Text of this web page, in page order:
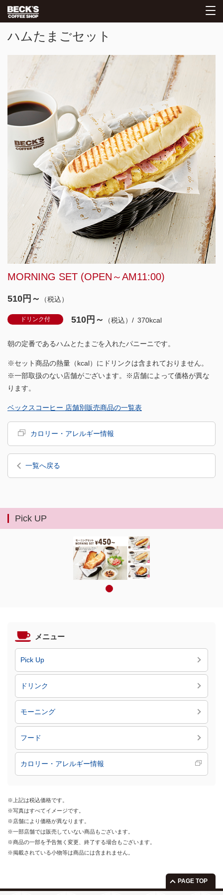
ハムたまごセット
MORNING SET (OPEN～AM11:00)
510円～ （税込）
ドリンク付 510円～ （税込） 370kcal
朝の定番であるハムとたまごを入れたパニーニです。
※セット商品の熱量（kcal）にドリンクは含まれておりません。
※一部取扱のない店舗がございます。※店舗によって価格が異な
ります。
ベックスコーヒー 店舗別販売商品の一覧表
カロリー・アレルギー情報
一覧へ戻る
Pick UP
メニュー
Pick Up
ドリンク
モーニング
フード
カロリー・アレルギー情報
※上記は税込価格です。
※写真はすべてイメージです。
※店舗により価格が異なります。
※一部店舗では販売していない商品もございます。
※商品の一部を予告無く変更、終了する場合もございます。
※掲載されている小物等は商品には含まれません。
PAGE TOP